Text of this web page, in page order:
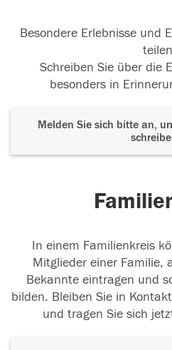
Besondere Erlebnisse und
Schreiben Sie über die
besonders in
Melden Sie sich bitte an,
In einem Familienkreis
Mitglieder einer Familie,
Bekannte eintragen und
bilden. Bleiben Sie in
und tragen Sie sich